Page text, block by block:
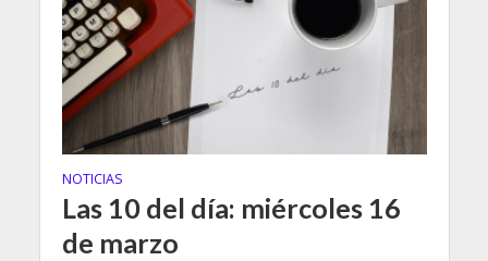
NOTICIAS
Las 10 del día: miércoles 16
de marzo